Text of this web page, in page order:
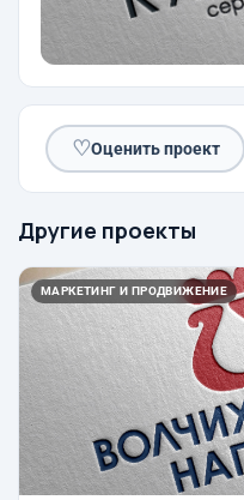
♡Оценить проект
Другие проекты
МАРКЕТИНГ И ПРОДВИЖЕНИЕ